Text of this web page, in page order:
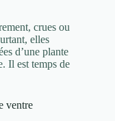
crues ou
elles
d’une plante
Il est temps de
ventre